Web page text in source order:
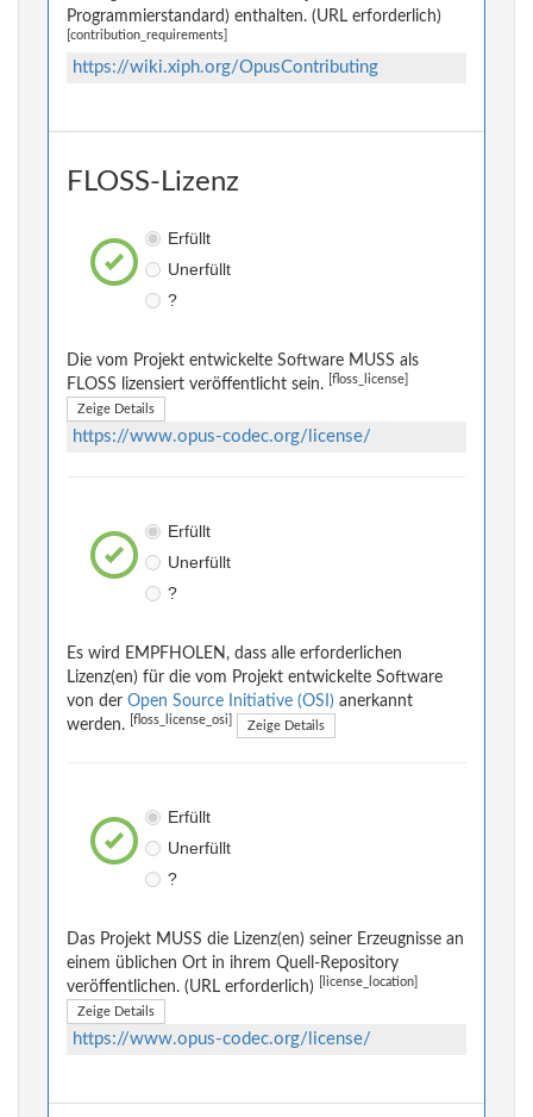
Programmierstandard) enthalten. (URL erforderlich)
[contribution_requirements]
https://wiki.xiph.org/OpusContributing
FLOSS-Lizenz
Erfüllt
Unerfüllt
?
Die vom Projekt entwickelte Software MUSS als
FLOSS lizensiert veröffentlicht sein.
[floss_license]
Zeige Details
https://www.opus-codec.org/license/
Erfüllt
Unerfüllt
?
Es wird EMPFHOLEN, dass alle erforderlichen
Lizenz(en) für die vom Projekt entwickelte Software
von der Open Source Initiative (OSI) anerkannt
werden.
[floss_license_osi] Zeige Details
Erfüllt
Unerfüllt
?
Das Projekt MUSS die Lizenz(en) seiner Erzeugnisse an
einem üblichen Ort in ihrem Quell-Repository
veröffentlichen. (URL erforderlich)
[license_location]
Zeige Details
https://www.opus-codec.org/license/